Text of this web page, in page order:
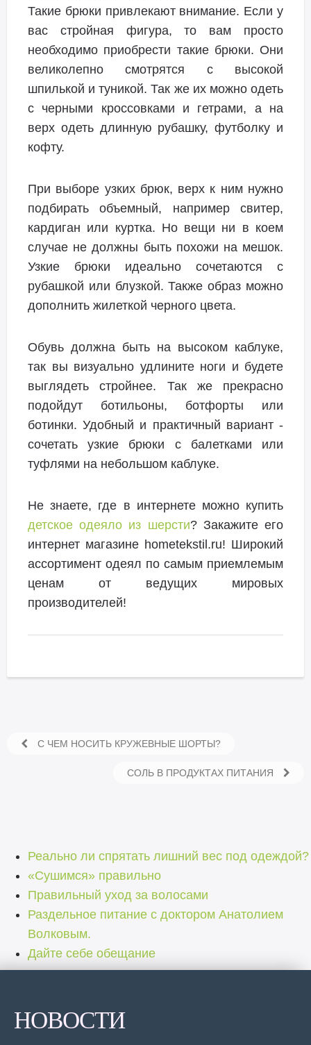
Такие брюки привлекают внимание. Если у
вас стройная фигура, то вам просто
необходимо приобрести такие брюки. Они
великолепно смотрятся с высокой
шпилькой и туникой. Так же их можно одеть
с черными кроссовками и гетрами, а на
верх одеть длинную рубашку, футболку и
кофту.
При выборе узких брюк, верх к ним нужно
подбирать объемный, например свитер,
кардиган или куртка. Но вещи ни в коем
случае не должны быть похожи на мешок.
Узкие брюки идеально сочетаются с
рубашкой или блузкой. Также образ можно
дополнить жилеткой черного цвета.
Обувь должна быть на высоком каблуке,
так вы визуально удлините ноги и будете
выглядеть стройнее. Так же прекрасно
подойдут ботильоны, ботфорты или
ботинки. Удобный и практичный вариант -
сочетать узкие брюки с балетками или
туфлями на небольшом каблуке.
Не знаете, где в интернете можно купить
детское одеяло из шерсти? Закажите его
интернет магазине hometekstil.ru! Широкий
ассортимент одеял по самым приемлемым
ценам от ведущих мировых
производителей!
С ЧЕМ НОСИТЬ КРУЖЕВНЫЕ ШОРТЫ?
СОЛЬ В ПРОДУКТАХ ПИТАНИЯ
Реально ли спрятать лишний вес под одеждой?
«Сушимся» правильно
Правильный уход за волосами
Раздельное питание с доктором Анатолием
Волковым.
Дайте себе обещание
НОВОСТИ